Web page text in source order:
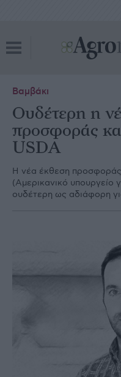
Βαμβάκι
Ουδέτερη η
προσφοράς
USDA
Η νέα έκθεση
(Αμερικανικό υπουργείο
ουδέτερη ως αδιάφορη